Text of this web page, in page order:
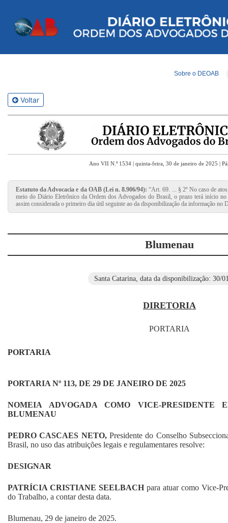
Sobre o DEOAB
Voltar
Ano VII N.º 1534 | quinta-feira, 30 de janeiro de 2025 |
Estatuto da Advocacia e da OAB (Lei n. 8.906/94): “Art. 69. ... § 2º No caso de
meio do Diário Eletrônico da Ordem dos Advogados do Brasil, o prazo terá início
assim considerada o primeiro dia útil seguinte ao da disponibilização da informação no
Blumenau
Santa Catarina, data da disponibilização: 30/
DIRETORIA
PORTARIA
PORTARIA
PORTARIA Nº 113, DE 29 DE JANEIRO DE 2025
NOMEIA ADVOGADA COMO VICE-PRESIDENTE
BLUMENAU
PEDRO CASCAES NETO,Presidente do Conselho
Brasil, no uso das atribuições legais e regulamentares resolve:
DESIGNAR
PATRÍCIA CRISTIANE SEELBACH para atuar como Vice-
do Trabalho, a contar desta data.
Blumenau, 29 de janeiro de 2025.